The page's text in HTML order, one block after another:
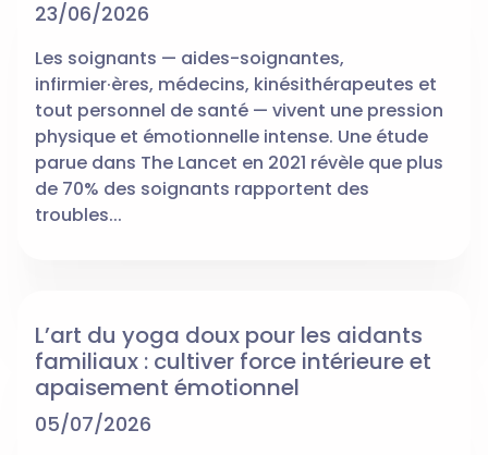
23/06/2026
Les soignants — aides-soignantes,
infirmier·ères, médecins, kinésithérapeutes et
tout personnel de santé — vivent une pression
physique et émotionnelle intense. Une étude
parue dans The Lancet en 2021 révèle que plus
de 70% des soignants rapportent des
troubles...
L’art du yoga doux pour les aidants
familiaux : cultiver force intérieure et
apaisement émotionnel
05/07/2026